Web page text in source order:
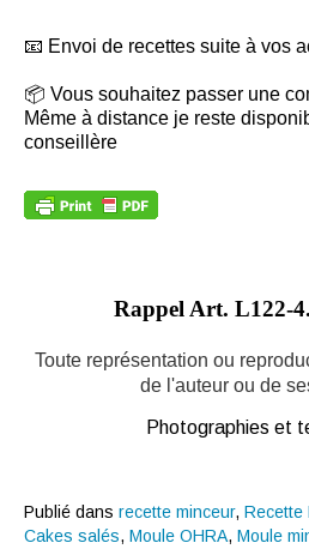
📧 Envoi de recettes suite à vos
📦 Vous souhaitez passer une
Même à distance je reste
conseillère
Rappel Art. L122-
Toute représentation ou
de l'auteur ou de
Photographies et
Publié dans recette minceur, Recette
Cakes salés, Moule OHRA, Moule